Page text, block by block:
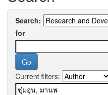
Search:
for
Current filters: